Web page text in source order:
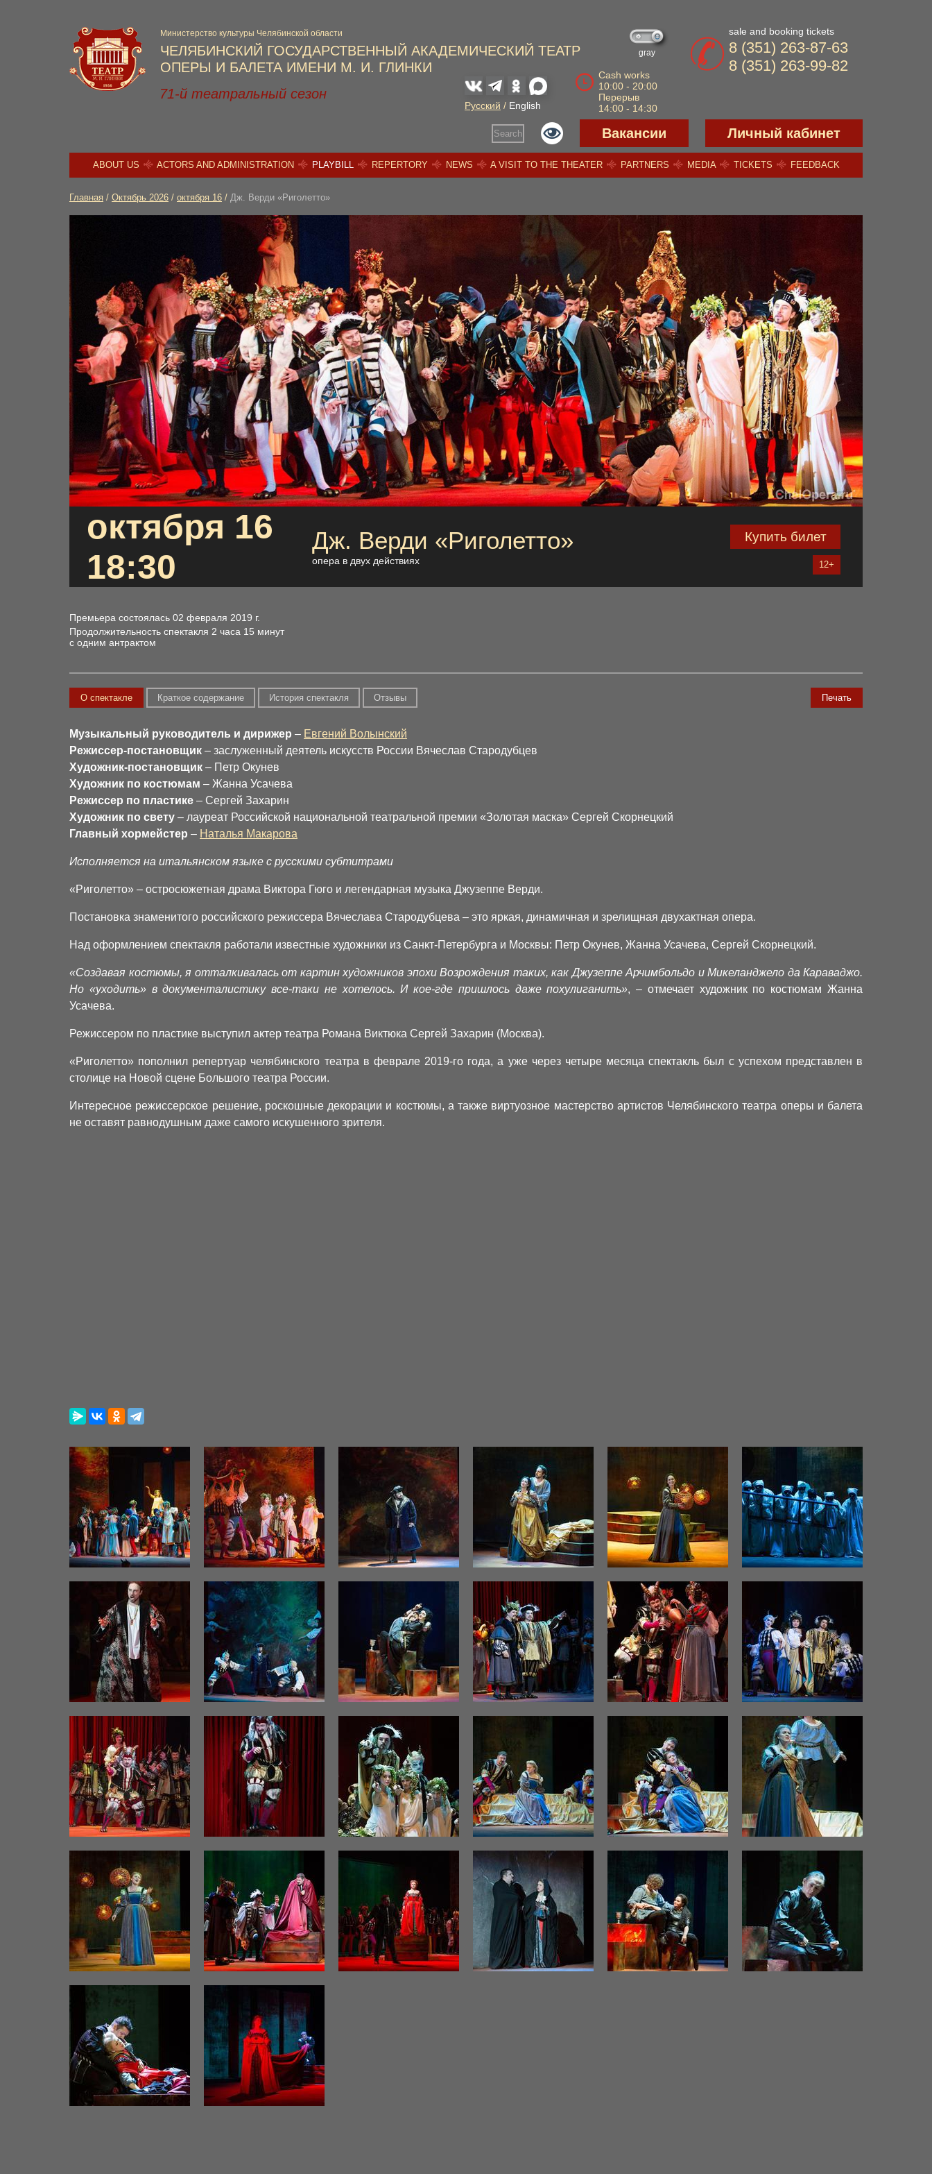
ЧЕЛЯБИНСКИЙ ГОСУДАРСТВЕННЫЙ АКАДЕМИЧЕСКИЙ ТЕАТР
ОПЕРЫ И БАЛЕТА ИМЕНИ М. И. ГЛИНКИ
Министерство культуры Челябинской области
gray
Cash works
10:00 - 20:00
Перерыв
14:00 - 14:30
Русский / English
sale and booking tickets
8 (351) 263-87-63
8 (351) 263-99-82
71-й театральный сезон
Search Вакансии Личный кабинет
ABOUT US ACTORS AND ADMINISTRATION PLAYBILL REPERTORY NEWS A VISIT TO THE THEATER PARTNERS MEDIA TICKETS FEEDBACK
Главная / Октябрь 2026 / октября 16 / Дж. Верди «Риголетто»
Купить билет
12+
октября 16
18:30
Дж. Верди «Риголетто»
опера в двух действиях
Премьера состоялась 02 февраля 2019 г.
Продолжительность спектакля 2 часа 15 минут
с одним антрактом
Печать
О спектакле Краткое содержание История спектакля Отзывы
Музыкальный руководитель и дирижер – Евгений Волынский
Режиссер-постановщик – заслуженный деятель искусств России Вячеслав Стародубцев
Художник-постановщик – Петр Окунев
Художник по костюмам – Жанна Усачева
Режиссер по пластике – Сергей Захарин
Художник по свету – лауреат Российской национальной театральной премии «Золотая маска» Сергей Скорнецкий
Главный хормейстер – Наталья Макарова
Исполняется на итальянском языке с русскими субтитрами
«Риголетто» – остросюжетная драма Виктора Гюго и легендарная музыка Джузеппе Верди.
Постановка знаменитого российского режиссера Вячеслава Стародубцева – это яркая, динамичная и зрелищная двухактная опера.
Над оформлением спектакля работали известные художники из Санкт-Петербурга и Москвы: Петр Окунев, Жанна Усачева, Сергей Скорнецкий.
«Создавая костюмы, я отталкивалась от картин художников эпохи Возрождения таких, как Джузеппе Арчимбольдо и Микеланджело да Караваджо.
Но «уходить» в документалистику все-таки не хотелось. И кое-где пришлось даже похулиганить», – отмечает художник по костюмам Жанна
Усачева.
Режиссером по пластике выступил актер театра Романа Виктюка Сергей Захарин (Москва).
«Риголетто» пополнил репертуар челябинского театра в феврале 2019-го года, а уже через четыре месяца спектакль был с успехом представлен в
столице на Новой сцене Большого театра России.
Интересное режиссерское решение, роскошные декорации и костюмы, а также виртуозное мастерство артистов Челябинского театра оперы и балета
не оставят равнодушным даже самого искушенного зрителя.